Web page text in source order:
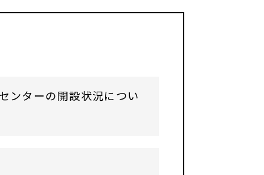
ンターの開設状況につい